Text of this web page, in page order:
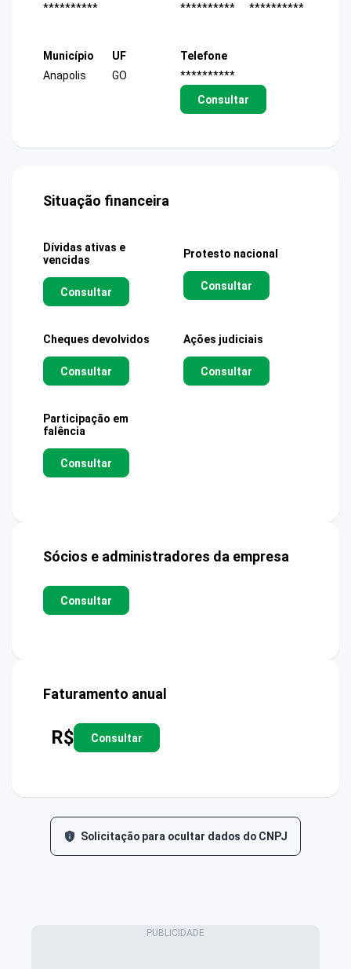
**********
**********
**********
Município
Anapolis
UF
GO
Telefone
**********
Consultar
Situação financeira
Dívidas ativas e
vencidas
Consultar
Protesto nacional
Consultar
Cheques devolvidos
Consultar
Ações judiciais
Consultar
Participação em
falência
Consultar
Sócios e administradores da empresa
Consultar
Faturamento anual
R$ Consultar
Solicitação para ocultar dados do CNPJ